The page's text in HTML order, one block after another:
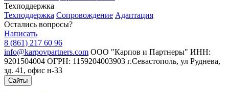
Техподдержка
Техподдержка Сопровождение Адаптация
Остались вопросы?
Написать
8 (861) 217 60 96
info@karpovpartners.com ООО "Карпов и Партнеры" ИНН:
9201504004 ОГРН: 1159204003903 г.Севастополь, ул Руднева,
зд. 41, офис н-33
Сайты